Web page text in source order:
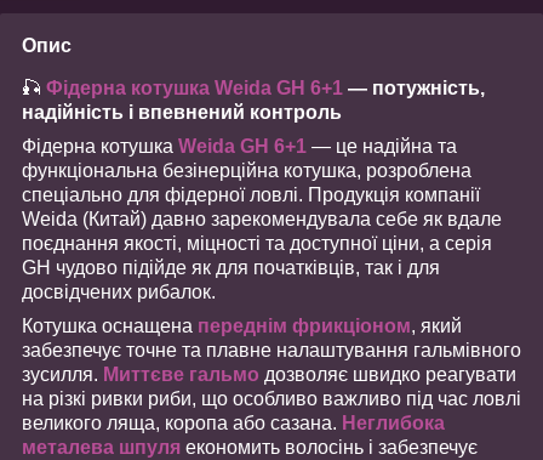
Опис
🎣 Фідерна котушка Weida GH 6+1 — потужність,
надійність і впевнений контроль
Фідерна котушка Weida GH 6+1 — це надійна та
функціональна безінерційна котушка, розроблена
спеціально для фідерної ловлі. Продукція компанії
Weida (Китай) давно зарекомендувала себе як вдале
поєднання якості, міцності та доступної ціни, а серія
GH чудово підійде як для початківців, так і для
досвідчених рибалок.
Котушка оснащена переднім фрикціоном, який
забезпечує точне та плавне налаштування гальмівного
зусилля. Миттєве гальмо дозволяє швидко реагувати
на різкі ривки риби, що особливо важливо під час ловлі
великого ляща, коропа або сазана. Неглибока
металева шпуля економить волосінь і забезпечує